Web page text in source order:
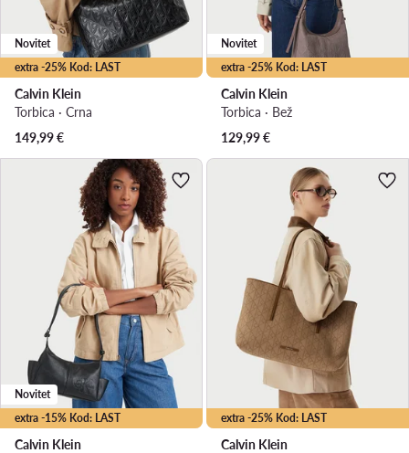
extra -25% Kod: LAST
Novitet
Calvin Klein
Torbica · Crna
149,99€
extra -25% Kod: LAST
Novitet
Calvin Klein
Torbica · Bež
129,99€
extra -15% Kod: LAST
Novitet
Calvin Klein
extra -25% Kod: LAST
Calvin Klein